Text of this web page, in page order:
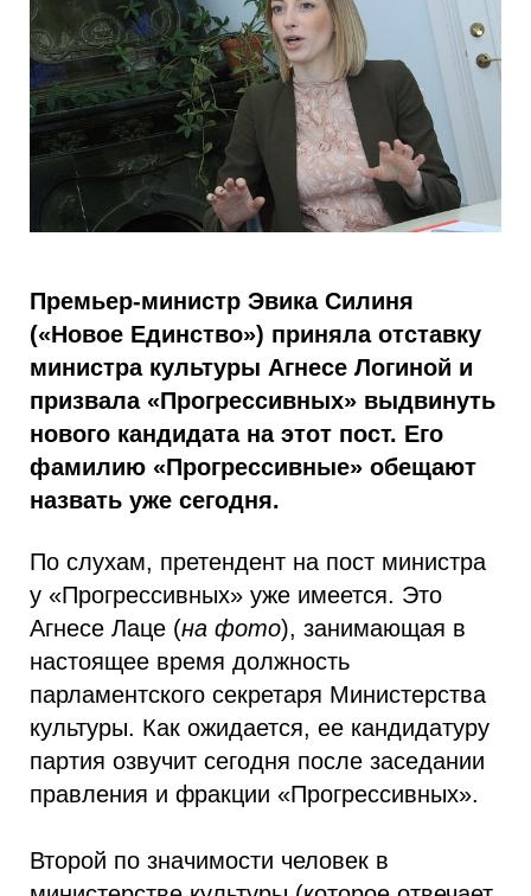
Премьер-министр Эвика Силиня
(«Новое Единство») приняла отставку
министра культуры Агнесе Логиной и
призвала «Прогрессивных» выдвинуть
нового кандидата на этот пост. Его
фамилию «Прогрессивные» обещают
назвать уже сегодня.
По слухам, претендент на пост министра
у «Прогрессивных» уже имеется. Это
Агнесе Лаце (на фото), занимающая в
настоящее время должность
парламентского секретаря Министерства
культуры. Как ожидается, ее кандидатуру
партия озвучит сегодня после заседании
правления и фракции «Прогрессивных».
Второй по значимости человек в